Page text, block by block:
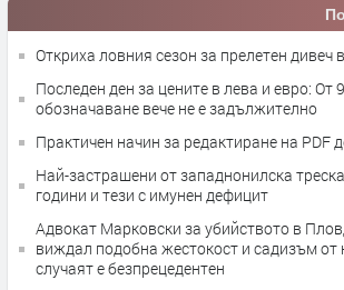
Откриха ловния сезон за прелетен дивеч
Последен ден за цените в лева и евро: От
обозначаване вече не е задължително
Практичен начин за редактиране на PDF
Най-застрашени от западнонилска
години и тези с имунен дефицит
Адвокат Марковски за убийството в
виждал подобна жестокост и садизъм от
случаят е безпрецедентен